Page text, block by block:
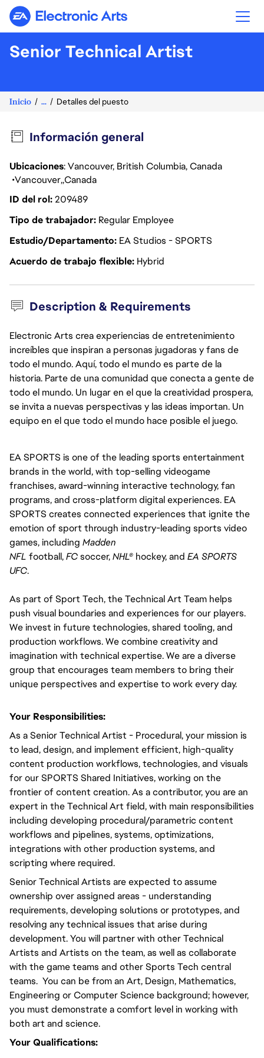
Electronic Arts
Senior Technical Artist
Inicio ... Detalles del puesto
Información general
Ubicaciones: Vancouver, British Columbia, Canada
Vancouver Canada
ID del rol209489
Tipo de trabajador Regular Employee
Estudio/Departamento EA Studios - SPORTS
Acuerdo de trabajo flexible Hybrid
Description & Requirements
Electronic Arts crea experiencias de entretenimiento
increíbles que inspiran a personas jugadoras y fans de
todo el mundo. Aquí, todo el mundo es parte de la
historia. Parte de una comunidad que conecta a gente de
todo el mundo. Un lugar en el que la creatividad prospera,
se invita a nuevas perspectivas y las ideas importan. Un
equipo en el que todo el mundo hace posible el juego.
EA SPORTS is one of the leading sports entertainment
brands in the world, with top-selling videogame
franchises, award-winning interactive technology, fan
programs, and cross-platform digital experiences. EA
SPORTS creates connected experiences that ignite the
emotion of sport through industry-leading sports video
games, including Madden
NFL football, FC soccer, NHL® hockey, and EA SPORTS
UFC.
As part of Sport Tech, the Technical Art Team helps
push visual boundaries and experiences for our players.
We invest in future technologies, shared tooling, and
production workflows. We combine creativity and
imagination with technical expertise. We are a diverse
group that encourages team members to bring their
unique perspectives and expertise to work every day.
Your Responsibilities:
As a Senior Technical Artist - Procedural, your mission is
to lead, design, and implement efficient, high-quality
content production workflows, technologies, and visuals
for our SPORTS Shared Initiatives, working on the
frontier of content creation. As a contributor, you are an
expert in the Technical Art field, with main responsibilities
including developing procedural/parametric content
workflows and pipelines, systems, optimizations,
integrations with other production systems, and
scripting where required.
Senior Technical Artists are expected to assume
ownership over assigned areas - understanding
requirements, developing solutions or prototypes, and
resolving any technical issues that arise during
development. You will partner with other Technical
Artists and Artists on the team, as well as collaborate
with the game teams and other Sports Tech central
teams.  You can be from an Art, Design, Mathematics,
Engineering or Computer Science background; however,
you must demonstrate a comfort level in working with
both art and science.
Your Qualifications: